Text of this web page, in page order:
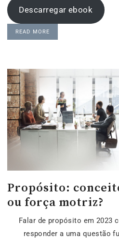
Descarregar ebook
READ MORE
Propósito:
ou força motriz?
Falar de propósito em 2023
responder a uma questão